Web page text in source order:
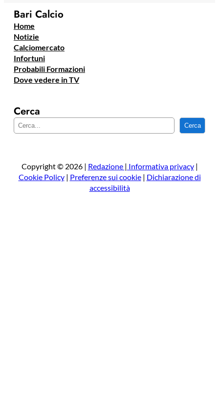
Bari Calcio
Home
Notizie
Calciomercato
Infortuni
Probabili Formazioni
Dove vedere in TV
Cerca
e
a
Cerca
Copyright © 2026 | Redazione | Informativa privacy|
Cookie Policy| Preferenze sui cookie| Dichiarazione di
accessibilità